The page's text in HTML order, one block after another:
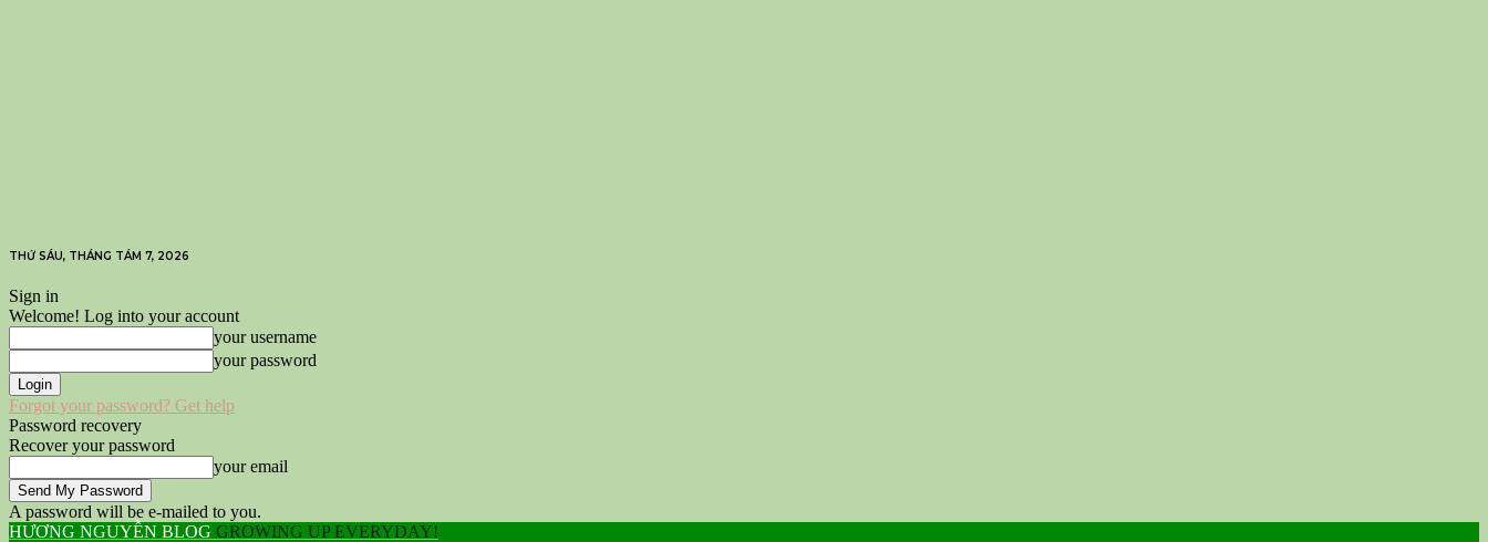
THỨ SÁU, THÁNG TÁM 7, 2026
Sign in
Welcome! Log into your account
your username
your password
Forgot your password? Get help
Password recovery
Recover your password
your email
A password will be e-mailed to you.
HƯƠNG NGUYỄN BLOG GROWING UP EVERYDAY!